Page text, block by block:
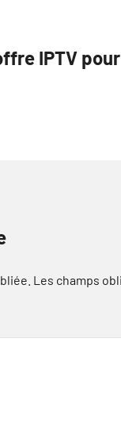
IPTV pour
Les champs